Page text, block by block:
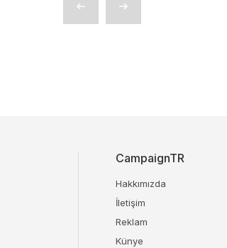
CampaignTR
Hakkımızda
İletişim
Reklam
Künye